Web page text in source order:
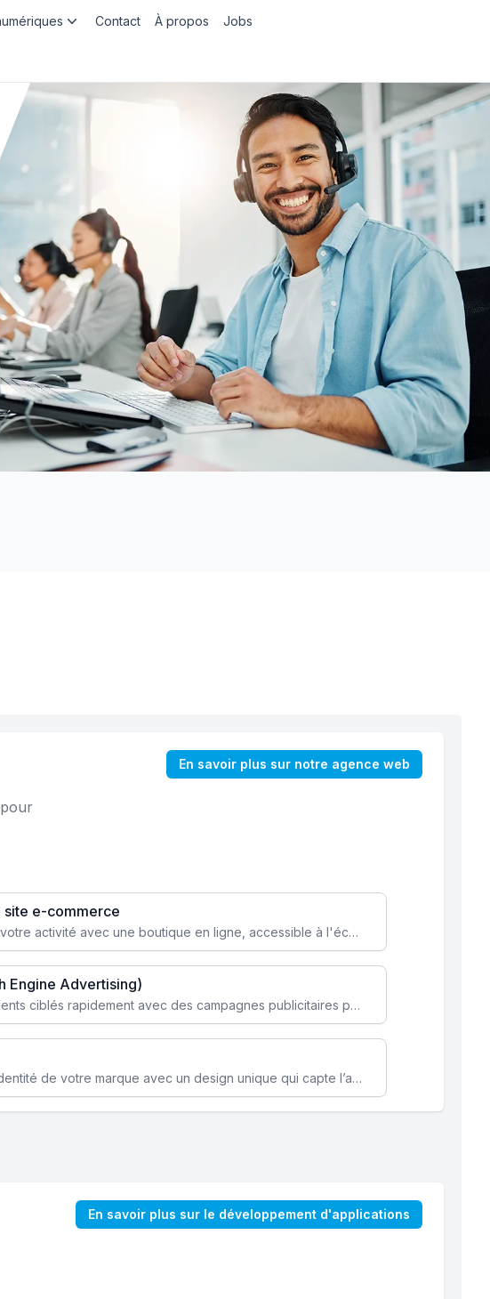
Contact À propos Jobs
En savoir plus sur notre agence web
site e-commerce
Transformez votre activité avec une boutique en ligne, accessible à l'échelle mondiale 24/7.
Engine Advertising)
Attirez des clients ciblés rapidement avec des campagnes publicitaires payantes optimisées pour vos objectifs.
Renforcez l’identité de votre marque avec un design unique qui capte l’attention et engage vos clients.
En savoir plus sur le développement d'applications